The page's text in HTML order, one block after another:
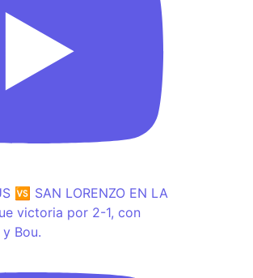
🆚 SAN LORENZO EN LA
victoria por 2-1, con
Bou.